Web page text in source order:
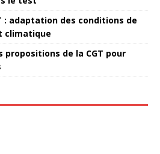
: adaptation des conditions de
climatique
propositions de la CGT pour